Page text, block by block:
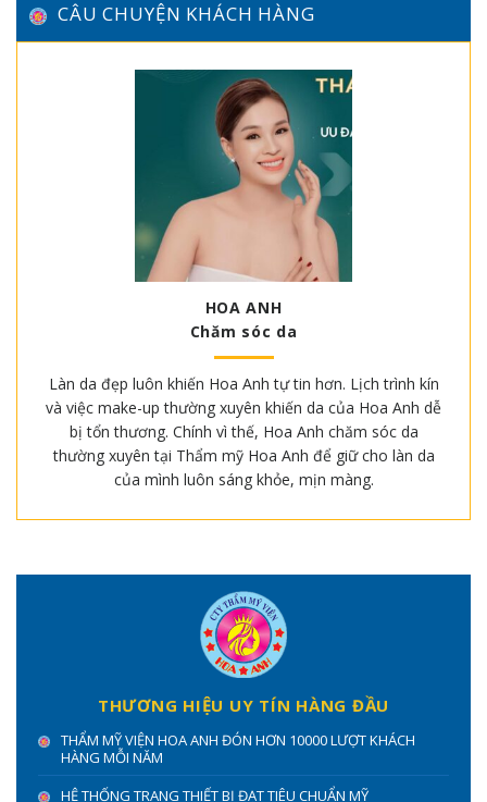
CÂU CHUYỆN KHÁCH HÀNG
HOA ANH
Chăm sóc da
Làn da đẹp luôn khiến Hoa Anh tự tin hơn. Lịch trình kín
và việc make-up thường xuyên khiến da của Hoa Anh dễ
bị tổn thương. Chính vì thế, Hoa Anh chăm sóc da
thường xuyên tại Thẩm mỹ Hoa Anh để giữ cho làn da
của mình luôn sáng khỏe, mịn màng.
THƯƠNG HIỆU UY TÍN HÀNG ĐẦU
THẨM MỸ VIỆN HOA ANH ĐÓN HƠN 10000 LƯỢT KHÁCH
HÀNG MỖI NĂM
HỆ THỐNG TRANG THIẾT BỊ ĐẠT TIÊU CHUẨN MỸ